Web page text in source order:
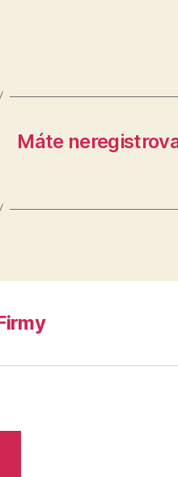
Máte